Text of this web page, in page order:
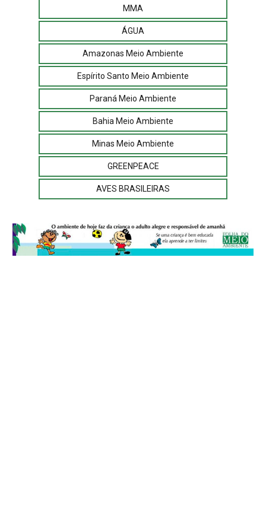
MMA
ÁGUA
Amazonas Meio Ambiente
Espírito Santo Meio Ambiente
Paraná Meio Ambiente
Bahia Meio Ambiente
Minas Meio Ambiente
GREENPEACE
AVES BRASILEIRAS